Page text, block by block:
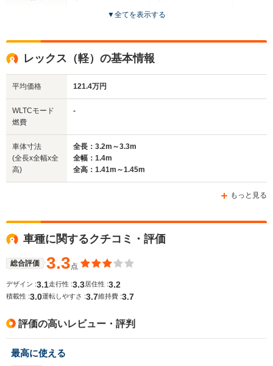
サイズ
(全長x全幅x全高)
WLTCモード
燃費
全高
1.39m～1.41m
2ドア
▼全てを表示する
レックス（軽）の基本情報
平均価格 121.4万円
WLTCモード
燃費
-
車体寸法
(全長x全幅x全
高)
全長：3.2m～3.3m
全幅：1.4m
全高：1.41m～1.45m
もっと見る
車種に関するクチコミ・評価
総合評価 3.3点
デザイン :3.1走行性 :3.3居住性 :3.2
積載性 :3.0運転しやすさ :3.7維持費 :3.7
評価の高いレビュー・評判
最高に使える